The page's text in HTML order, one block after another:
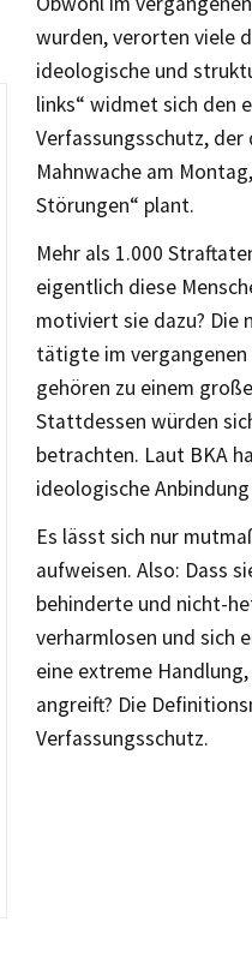
wurden, verorten viele
ideologische und
links“ widmet sich den
Verfassungsschutz,
Mahnwache am
Störungen“ plant.
Mehr als 1.000
eigentlich diese
motiviert sie dazu? Die
tätigte im vergangenen
gehören zu einem
Stattdessen würden
betrachten. Laut BKA
ideologische
Es lässt sich nur
aufweisen. Also: Dass
behinderte und nicht-
verharmlosen und sich
eine extreme
angreift? Die
Verfassungsschutz.